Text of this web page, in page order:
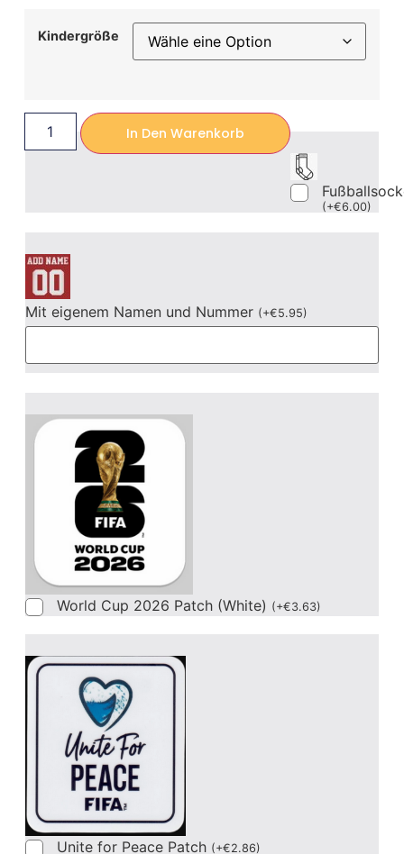
Kindergröße
In Den Warenkorb
(+€6.00)
Mit eigenem Namen und Nummer (+€5.95)
World Cup 2026 Patch (White) (+€3.63)
Unite for Peace Patch (+€2.86)